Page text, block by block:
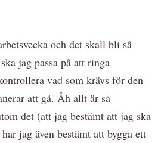
och det skall bli så
jag passa på att ringa
vad som krävs för den
att gå. Åh allt är så
det (att jag bestämt att jag ska
jag även bestämt att bygga ett